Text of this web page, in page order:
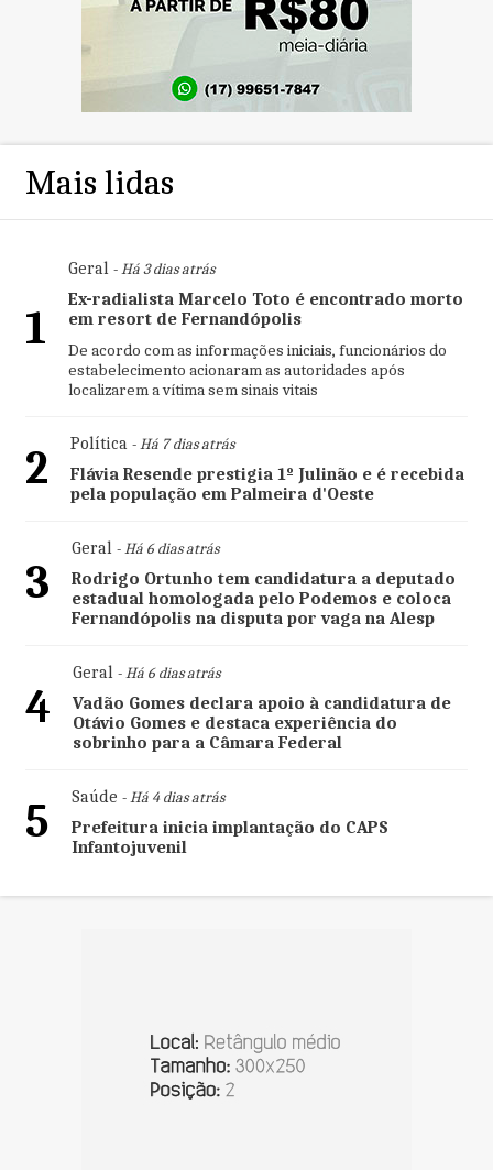
Mais lidas
1
Geral- Há 3 dias atrás
Ex-radialista Marcelo Toto é encontrado morto
em resort de Fernandópolis
De acordo com as informações iniciais, funcionários do
estabelecimento acionaram as autoridades após
localizarem a vítima sem sinais vitais
2 Política- Há 7 dias atrás
Flávia Resende prestigia 1º Julinão e é recebida
pela população em Palmeira d'Oeste
3
Geral- Há 6 dias atrás
Rodrigo Ortunho tem candidatura a deputado
estadual homologada pelo Podemos e coloca
Fernandópolis na disputa por vaga na Alesp
4
Geral- Há 6 dias atrás
Vadão Gomes declara apoio à candidatura de
Otávio Gomes e destaca experiência do
sobrinho para a Câmara Federal
5 Saúde - Há 4 dias atrás
Prefeitura inicia implantação do CAPS
Infantojuvenil